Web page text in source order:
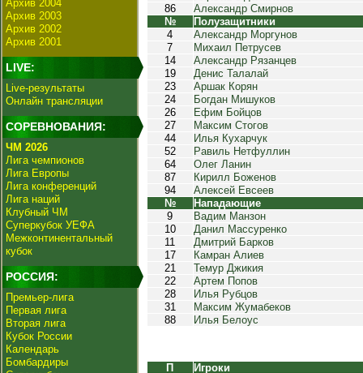
Архив 2004
Архив 2003
Архив 2002
Архив 2001
LIVE:
Live-результаты
Онлайн трансляции
СОРЕВНОВАНИЯ:
ЧМ 2026
Лига чемпионов
Лига Европы
Лига конференций
Лига наций
Клубный ЧМ
Суперкубок УЕФА
Межконтинентальный
кубок
РОССИЯ:
Премьер-лига
Первая лига
Вторая лига
Кубок России
Календарь
Бомбардиры
86
Александр Смирнов
№
Полузащитники
4
Александр Моргунов
7
Михаил Петрусев
14
Александр Рязанцев
19
Денис Талалай
23
Аршак Корян
24
Богдан Мишуков
26
Ефим Бойцов
27
Максим Стогов
44
Илья Кухарчук
52
Равиль Нетфуллин
64
Олег Ланин
87
Кирилл Боженов
94
Алексей Евсеев
№
Нападающие
9
Вадим Манзон
10
Данил Массуренко
11
Дмитрий Барков
17
Камран Алиев
21
Темур Джикия
22
Артем Попов
28
Илья Рубцов
31
Максим Жумабеков
88
Илья Белоус
П
Игроки